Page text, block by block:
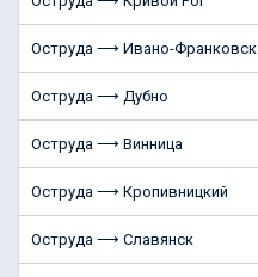
Оструда ⟶ Ивано-Франковск
Оструда ⟶ Дубно
Оструда ⟶ Винница
Оструда ⟶ Кропивницкий
Оструда ⟶ Славянск